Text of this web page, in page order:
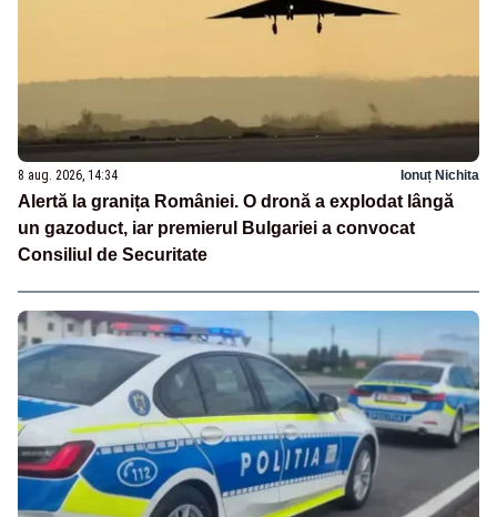
8 aug. 2026, 14:34 Ionuț Nichita
Alertă la granița României. O dronă a explodat lângă
un gazoduct, iar premierul Bulgariei a convocat
Consiliul de Securitate